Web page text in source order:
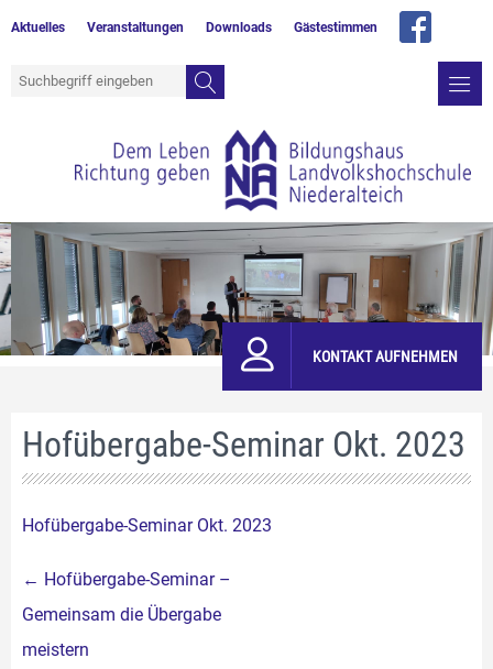
Aktuelles Veranstaltungen Downloads Gästestimmen
KONTAKT AUFNEHMEN
Hofübergabe-Seminar Okt. 2023
Hofübergabe-Seminar Okt. 2023
Beitragsnavigation
← Hofübergabe-Seminar –
Gemeinsam die Übergabe
meistern